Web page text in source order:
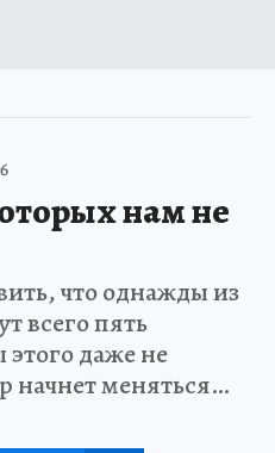
нам не
что однажды из
всего пять
даже не
начнет меняться…